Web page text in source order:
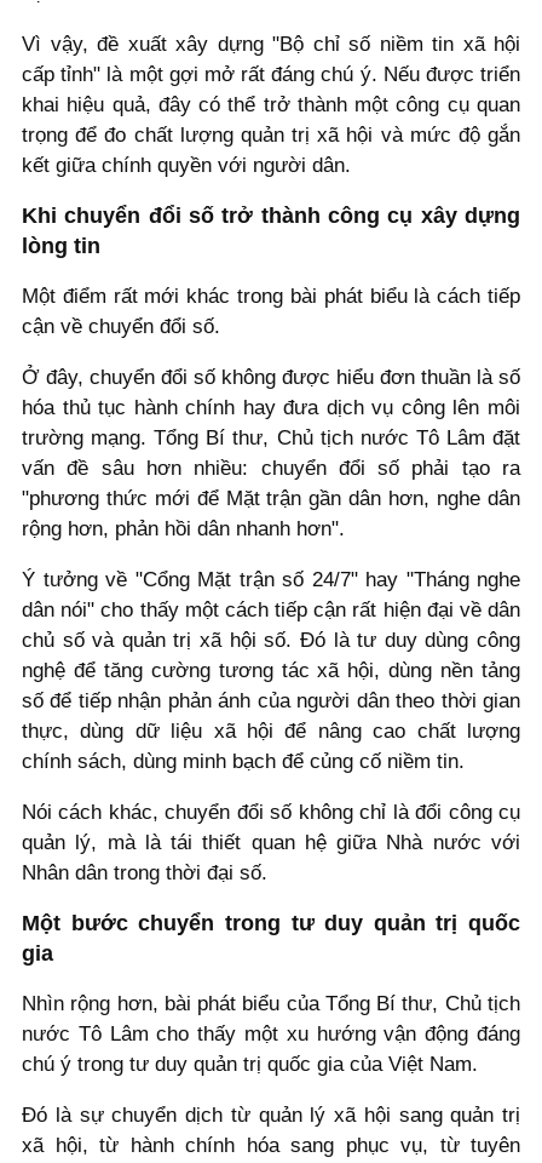
Vì vậy, đề xuất xây dựng "Bộ chỉ số niềm tin xã hội
cấp tỉnh" là một gợi mở rất đáng chú ý. Nếu được triển
khai hiệu quả, đây có thể trở thành một công cụ quan
trọng để đo chất lượng quản trị xã hội và mức độ gắn
kết giữa chính quyền với người dân.
Khi chuyển đổi số trở thành công cụ xây dựng
lòng tin
Một điểm rất mới khác trong bài phát biểu là cách tiếp
cận về chuyển đổi số.
Ở đây, chuyển đổi số không được hiểu đơn thuần là số
hóa thủ tục hành chính hay đưa dịch vụ công lên môi
trường mạng. Tổng Bí thư, Chủ tịch nước Tô Lâm đặt
vấn đề sâu hơn nhiều: chuyển đổi số phải tạo ra
"phương thức mới để Mặt trận gần dân hơn, nghe dân
rộng hơn, phản hồi dân nhanh hơn".
Ý tưởng về "Cổng Mặt trận số 24/7" hay "Tháng nghe
dân nói" cho thấy một cách tiếp cận rất hiện đại về dân
chủ số và quản trị xã hội số. Đó là tư duy dùng công
nghệ để tăng cường tương tác xã hội, dùng nền tảng
số để tiếp nhận phản ánh của người dân theo thời gian
thực, dùng dữ liệu xã hội để nâng cao chất lượng
chính sách, dùng minh bạch để củng cố niềm tin.
Nói cách khác, chuyển đổi số không chỉ là đổi công cụ
quản lý, mà là tái thiết quan hệ giữa Nhà nước với
Nhân dân trong thời đại số.
Một bước chuyển trong tư duy quản trị quốc
gia
Nhìn rộng hơn, bài phát biểu của Tổng Bí thư, Chủ tịch
nước Tô Lâm cho thấy một xu hướng vận động đáng
chú ý trong tư duy quản trị quốc gia của Việt Nam.
Đó là sự chuyển dịch từ quản lý xã hội sang quản trị
xã hội, từ hành chính hóa sang phục vụ, từ tuyên